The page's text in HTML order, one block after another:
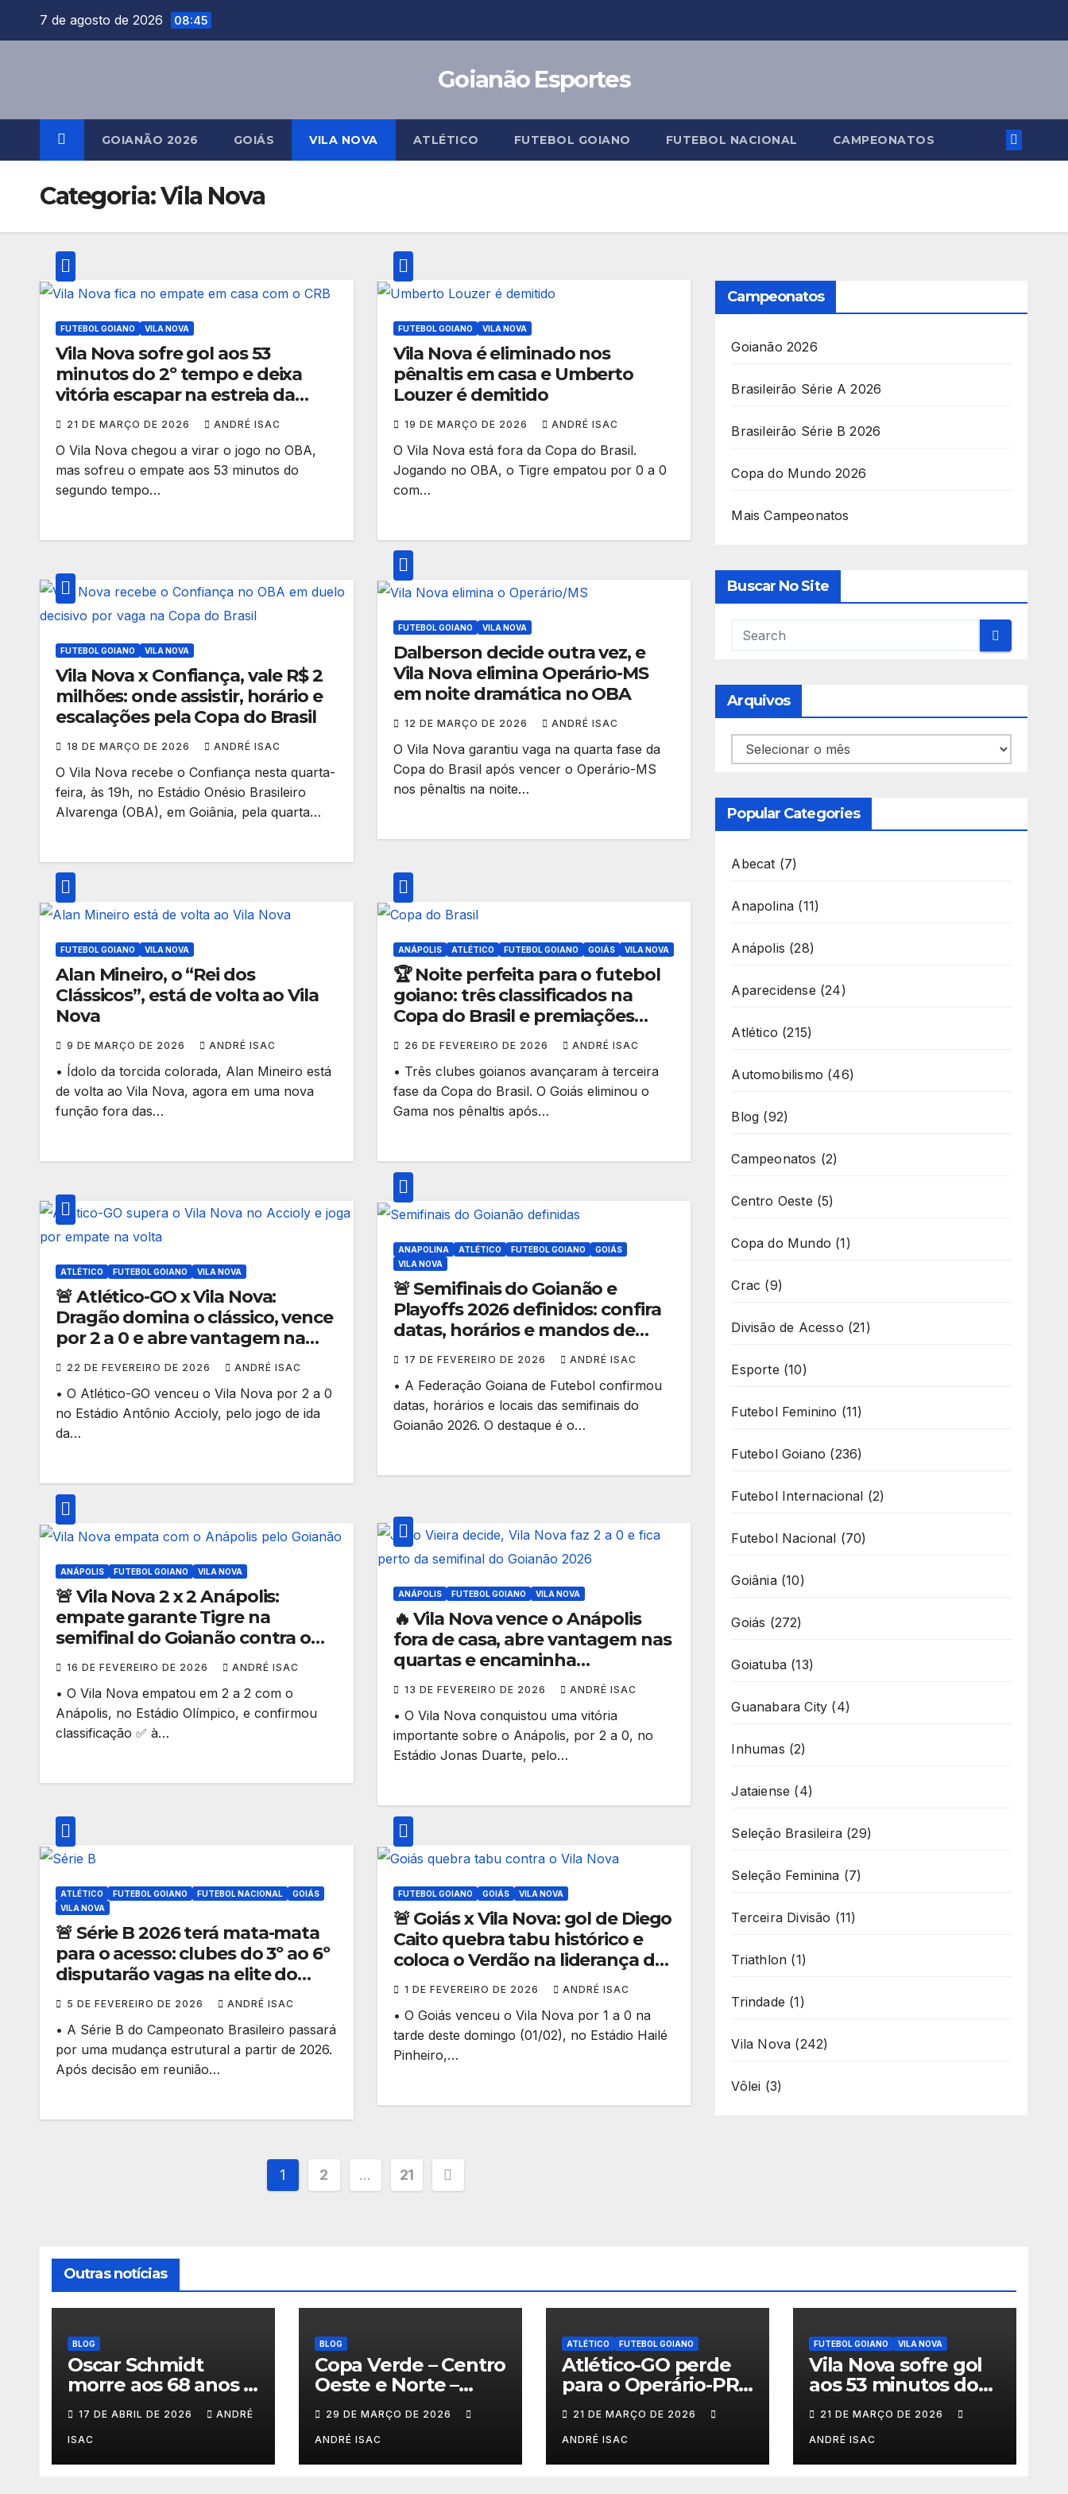
7 de agosto de 2026 08:45
Goianão Esportes
GOIANÃO 2026 GOIÁS VILA NOVA ATLÉTICO FUTEBOL GOIANO FUTEBOL NACIONAL CAMPEONATOS
Categoria:Vila Nova
FUTEBOL GOIANO VILA NOVA
Vila Nova sofre gol aos 53
minutos do 2º tempo e deixa
vitória escapar na estreia da
Série B
21 DE MARÇO DE 2026 ANDRÉ ISAC
O Vila Nova chegou a virar o jogo no OBA,
mas sofreu o empate aos 53 minutos do
segundo tempo…
FUTEBOL GOIANO VILA NOVA
Vila Nova é eliminado nos
pênaltis em casa e Umberto
Louzer é demitido
19 DE MARÇO DE 2026 ANDRÉ ISAC
O Vila Nova está fora da Copa do Brasil.
Jogando no OBA, o Tigre empatou por 0 a 0
com…
FUTEBOL GOIANO VILA NOVA
Vila Nova x Confiança, vale R$ 2
milhões: onde assistir, horário e
escalações pela Copa do Brasil
18 DE MARÇO DE 2026 ANDRÉ ISAC
O Vila Nova recebe o Confiança nesta quarta-
feira, às 19h, no Estádio Onésio Brasileiro
Alvarenga (OBA), em Goiânia, pela quarta…
FUTEBOL GOIANO VILA NOVA
Dalberson decide outra vez, e
Vila Nova elimina Operário-MS
em noite dramática no OBA
12 DE MARÇO DE 2026 ANDRÉ ISAC
O Vila Nova garantiu vaga na quarta fase da
Copa do Brasil após vencer o Operário-MS
nos pênaltis na noite…
FUTEBOL GOIANO VILA NOVA
Alan Mineiro, o “Rei dos
Clássicos”, está de volta ao Vila
Nova
9 DE MARÇO DE 2026 ANDRÉ ISAC
• Ídolo da torcida colorada, Alan Mineiro está
de volta ao Vila Nova, agora em uma nova
função fora das…
ANÁPOLIS ATLÉTICO FUTEBOL GOIANO GOIÁS VILA NOVA
🏆 Noite perfeita para o futebol
goiano: três classificados na
Copa do Brasil e premiações
milionárias
26 DE FEVEREIRO DE 2026 ANDRÉ ISAC
• Três clubes goianos avançaram à terceira
fase da Copa do Brasil. O Goiás eliminou o
Gama nos pênaltis após…
ATLÉTICO FUTEBOL GOIANO VILA NOVA
🚨 Atlético-GO x Vila Nova:
Dragão domina o clássico, vence
por 2 a 0 e abre vantagem na
semifinal do Goianão!
22 DE FEVEREIRO DE 2026 ANDRÉ ISAC
• O Atlético-GO venceu o Vila Nova por 2 a 0
no Estádio Antônio Accioly, pelo jogo de ida
da…
ANAPOLINA ATLÉTICO FUTEBOL GOIANO
GOIÁS
VILA NOVA
🚨 Semifinais do Goianão e
Playoffs 2026 definidos: confira
datas, horários e mandos de
campo
17 DE FEVEREIRO DE 2026 ANDRÉ ISAC
• A Federação Goiana de Futebol confirmou
datas, horários e locais das semifinais do
Goianão 2026. O destaque é o…
ANÁPOLIS FUTEBOL GOIANO VILA NOVA
🚨 Vila Nova 2 x 2 Anápolis:
empate garante Tigre na
semifinal do Goianão contra o
Atlético; Goiás pega a Anapolina
16 DE FEVEREIRO DE 2026 ANDRÉ ISAC
• O Vila Nova empatou em 2 a 2 com o
Anápolis, no Estádio Olímpico, e confirmou
classificação ✅ à…
ANÁPOLIS FUTEBOL GOIANO VILA NOVA
🔥 Vila Nova vence o Anápolis
fora de casa, abre vantagem nas
quartas e encaminha
classificação no Goianão 2026
13 DE FEVEREIRO DE 2026 ANDRÉ ISAC
• O Vila Nova conquistou uma vitória
importante sobre o Anápolis, por 2 a 0, no
Estádio Jonas Duarte, pelo…
ATLÉTICO FUTEBOL GOIANO FUTEBOL NACIONAL
GOIÁS
VILA NOVA
🚨 Série B 2026 terá mata-mata
para o acesso: clubes do 3º ao 6º
disputarão vagas na elite do
Brasileirão
5 DE FEVEREIRO DE 2026 ANDRÉ ISAC
• A Série B do Campeonato Brasileiro passará
por uma mudança estrutural a partir de 2026.
Após decisão em reunião…
FUTEBOL GOIANO GOIÁS VILA NOVA
🚨 Goiás x Vila Nova: gol de Diego
Caito quebra tabu histórico e
coloca o Verdão na liderança do
Goianão 2026
1 DE FEVEREIRO DE 2026 ANDRÉ ISAC
• O Goiás venceu o Vila Nova por 1 a 0 na
tarde deste domingo (01/02), no Estádio Hailé
Pinheiro,…
Paginação
1 2 … 21
Campeonatos
Goianão 2026
Brasileirão Série A 2026
Brasileirão Série B 2026
Copa do Mundo 2026
Mais Campeonatos
Buscar No Site
Arquivos
Arquivos
Popular Categories
Abecat (7)
Anapolina (11)
Anápolis (28)
Aparecidense (24)
Atlético (215)
Automobilismo (46)
Blog (92)
Campeonatos (2)
Centro Oeste (5)
Copa do Mundo (1)
Crac (9)
Divisão de Acesso (21)
Esporte (10)
Futebol Feminino (11)
Futebol Goiano (236)
Futebol Internacional (2)
Futebol Nacional (70)
Goiânia(10)
Goiás (272)
Goiatuba(13)
Guanabara City (4)
Inhumas (2)
Jataiense (4)
Seleção Brasileira(29)
Seleção Feminina (7)
Terceira Divisão (11)
Triathlon (1)
Trindade (1)
Vila Nova (242)
Vôlei (3)
Outras notícias
BLOG
Oscar Schmidt
morre aos 68 anos e
deixa legado
histórico no
basquete mundial
17 DE ABRIL DE 2026 ANDRÉ
ISAC
BLOG
Copa Verde – Centro
Oeste e Norte –
2026
29 DE MARÇO DE 2026
ANDRÉ ISAC
ATLÉTICO FUTEBOL GOIANO
Atlético-GO perde
para o Operário-PR
na estreia e começa
sob pressão a Série
B 2026
21 DE MARÇO DE 2026
ANDRÉ ISAC
FUTEBOL GOIANO VILA NOVA
Vila Nova sofre gol
aos 53 minutos do
2º tempo e deixa
vitória escapar na
estreia da Série B
21 DE MARÇO DE 2026
ANDRÉ ISAC